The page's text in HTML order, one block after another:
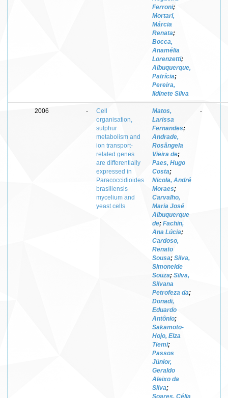
Ferroni;
Mortari,
Márcia
Renata;
Bocca,
Anamélia
Lorenzetti;
Albuquerque,
Patrícia;
Pereira,
Ildinete Silva
2006 -
Cell
organisation,
sulphur
metabolism and
ion transport-
related genes
are differentially
expressed in
Paracoccidioides
brasiliensis
mycelium and
yeast cells
Matos,
Larissa
Fernandes;
Andrade,
Rosângela
Vieira de;
Paes, Hugo
Costa;
Nicola, André
Moraes;
Carvalho,
Maria José
Albuquerque
de; Fachin,
Ana Lúcia;
Cardoso,
Renato
Sousa; Silva,
Simoneide
Souza; Silva,
Silvana
Petrofeza da;
Donadi,
Eduardo
Antônio;
Sakamoto-
Hojo, Elza
Tiemi;
Passos
Júnior,
Geraldo
Aleixo da
Silva;
Soares, Célia
-